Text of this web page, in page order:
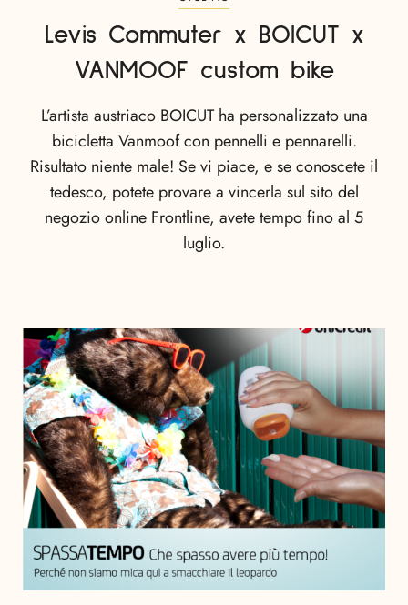
Levis Commuter x BOICUT x
VANMOOF custom bike
L’artista austriaco BOICUT ha personalizzato una
bicicletta Vanmoof con pennelli e pennarelli.
Risultato niente male! Se vi piace, e se conoscete il
tedesco, potete provare a vincerla sul sito del
negozio online Frontline, avete tempo fino al 5
luglio.